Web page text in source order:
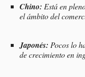
Chino: Está en
el ámbito del
Japonés: Pocos lo
de crecimiento en